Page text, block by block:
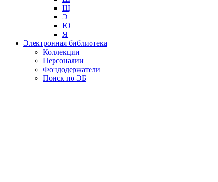
Щ
Э
Ю
Я
Электронная библиотека
Коллекции
Персоналии
Фондодержатели
Поиск по ЭБ